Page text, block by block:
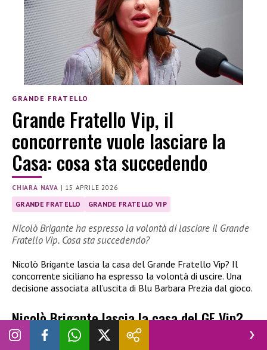
GRANDE FRATELLO
Grande Fratello Vip, il
concorrente vuole lasciare la
Casa: cosa sta succedendo
CHIARA NAVA | 15 APRILE 2026
GRANDE FRATELLO GRANDE FRATELLO VIP
Nicolò Brigante ha espresso la volontà di lasciare il Grande
Fratello Vip. Cosa sta succedendo?
Nicolò Brigante lascia la casa del Grande Fratello Vip? Il
concorrente siciliano ha espresso la volontà di uscire. Una
decisione associata all’uscita di Blu Barbara Prezia dal gioco.
Nicolò Brigante lascia la casa del GF Vip?
Blu Barbara Prezia ha abbandonato la casa del